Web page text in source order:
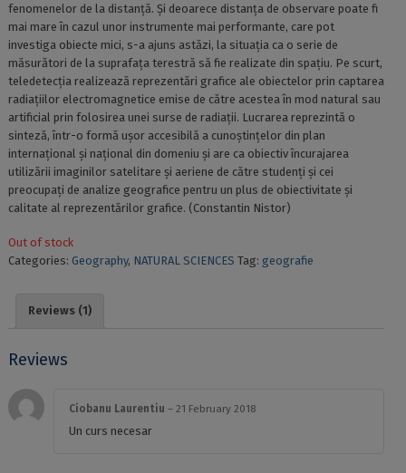
fenomenelor de la distanță. Și deoarece distanța de observare poate fi
mai mare în cazul unor instrumente mai performante, care pot
investiga obiecte mici, s-a ajuns astăzi, la situația ca o serie de
măsurători de la suprafața terestră să fie realizate din spațiu. Pe scurt,
teledetecția realizează reprezentări grafice ale obiectelor prin captarea
radiațiilor electromagnetice emise de către acestea în mod natural sau
artificial prin folosirea unei surse de radiații. Lucrarea reprezintă o
sinteză, într-o formă ușor accesibilă a cunoștințelor din plan
internațional și național din domeniu și are ca obiectiv încurajarea
utilizării imaginilor satelitare și aeriene de către studenți și cei
preocupați de analize geografice pentru un plus de obiectivitate și
calitate al reprezentărilor grafice. (Constantin Nistor)
Out of stock
Categories: Geography, NATURAL SCIENCES Tag: geografie
Reviews (1)
Reviews
Ciobanu Laurentiu – 21 February 2018
Un curs necesar